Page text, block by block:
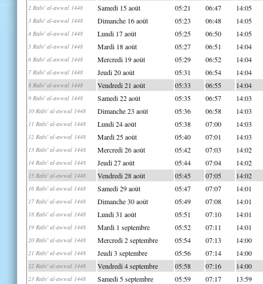
2 Rabi' al-awwal 1448 Samedi 15 août 05:21 06:47 14:05
3 Rabi' al-awwal 1448 Dimanche 16 août 05:23 06:48 14:05
4 Rabi' al-awwal 1448 Lundi 17 août 05:25 06:50 14:05
5 Rabi' al-awwal 1448 Mardi 18 août 05:27 06:51 14:04
6 Rabi' al-awwal 1448 Mercredi 19 août 05:29 06:52 14:04
7 Rabi' al-awwal 1448 Jeudi 20 août 05:31 06:54 14:04
8 Rabi' al-awwal 1448 Vendredi 21 août 05:33 06:55 14:04
9 Rabi' al-awwal 1448 Samedi 22 août 05:35 06:57 14:03
10 Rabi' al-awwal 1448 Dimanche 23 août 05:36 06:58 14:03
11 Rabi' al-awwal 1448 Lundi 24 août 05:38 07:00 14:03
12 Rabi' al-awwal 1448 Mardi 25 août 05:40 07:01 14:03
13 Rabi' al-awwal 1448 Mercredi 26 août 05:42 07:03 14:02
14 Rabi' al-awwal 1448 Jeudi 27 août 05:44 07:04 14:02
15 Rabi' al-awwal 1448 Vendredi 28 août 05:45 07:05 14:02
16 Rabi' al-awwal 1448 Samedi 29 août 05:47 07:07 14:01
17 Rabi' al-awwal 1448 Dimanche 30 août 05:49 07:08 14:01
18 Rabi' al-awwal 1448 Lundi 31 août 05:51 07:10 14:01
19 Rabi' al-awwal 1448 Mardi 1 septembre 05:52 07:11 14:01
20 Rabi' al-awwal 1448 Mercredi 2 septembre 05:54 07:13 14:00
21 Rabi' al-awwal 1448 Jeudi 3 septembre 05:56 07:14 14:00
22 Rabi' al-awwal 1448 Vendredi 4 septembre 05:58 07:16 14:00
23 Rabi' al-awwal 1448 Samedi 5 septembre 05:59 07:17 13:59